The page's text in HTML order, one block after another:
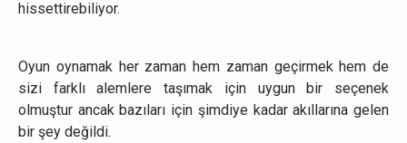
hissettirebiliyor.
Oyun oynamak her zaman hem zaman geçirmek hem de
sizi farklı alemlere taşımak için uygun bir seçenek
olmuştur ancak bazıları için şimdiye kadar akıllarına gelen
bir şey değildi.